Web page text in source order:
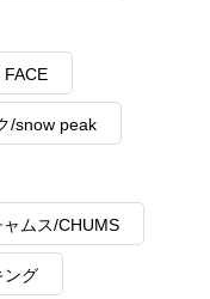
/snow peak
ャムス/CHUMS
ング